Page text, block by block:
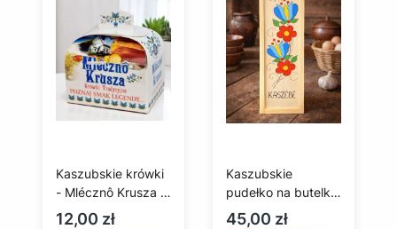
Kaszubskie krówki
- Mlécznô Krusza -
250 g
Cena
12,00 zł
Kaszubskie
pudełko na butelkę
- ręcznie malowane
Cena
45,00 zł